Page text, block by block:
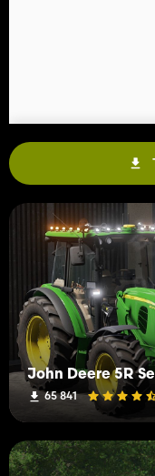
John Deere 5R
65 841